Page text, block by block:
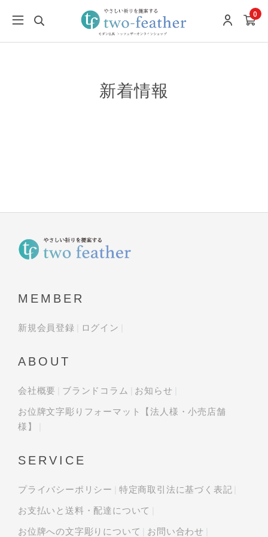
0
新着情報
MEMBER
新規会員登録 ログイン
ABOUT
会社概要 ブランドコラム お知らせ
お位牌文字彫りフォーマット【法人様・小売店舗
様】
SERVICE
プライバシーポリシー 特定商取引法に基づく表記
お支払いと送料・配達について
お位牌への文字彫りについて お問い合わせ